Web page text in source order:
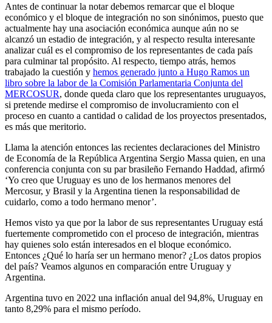
Antes de continuar la notar debemos remarcar que el bloque
económico y el bloque de integración no son sinónimos, puesto que
actualmente hay una asociación económica aunque aún no se
alcanzó un estadio de integración, y al respecto resulta interesante
analizar cuál es el compromiso de los representantes de cada país
para culminar tal propósito. Al respecto, tiempo atrás, hemos
trabajado la cuestión y hemos generado junto a Hugo Ramos un
libro sobre la labor de la Comisión Parlamentaria Conjunta del
MERCOSUR, donde queda claro que los representantes uruguayos,
si pretende medirse el compromiso de involucramiento con el
proceso en cuanto a cantidad o calidad de los proyectos presentados,
es más que meritorio.
Llama la atención entonces las recientes declaraciones del Ministro
de Economía de la República Argentina Sergio Massa quien, en una
conferencia conjunta con su par brasileño Fernando Haddad, afirmó
‘Yo creo que Uruguay es uno de los hermanos menores del
Mercosur, y Brasil y la Argentina tienen la responsabilidad de
cuidarlo, como a todo hermano menor’.
Hemos visto ya que por la labor de sus representantes Uruguay está
fuertemente comprometido con el proceso de integración, mientras
hay quienes solo están interesados en el bloque económico.
Entonces ¿Qué lo haría ser un hermano menor? ¿Los datos propios
del país? Veamos algunos en comparación entre Uruguay y
Argentina.
Argentina tuvo en 2022 una inflación anual del 94,8%, Uruguay en
tanto 8,29% para el mismo período.